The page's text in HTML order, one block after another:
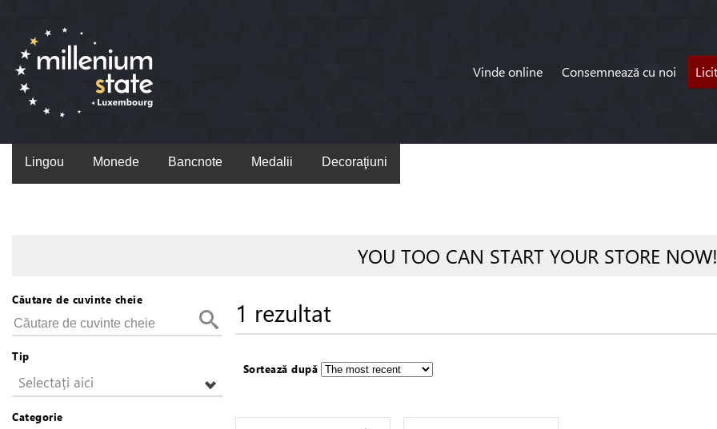
Vinde online Consemnează cu noi
Lingou Monede Bancnote Medalii Decoraţiuni
YOU TOO CAN START YOUR STORE NOW!
Căutare de cuvinte cheie
Tip
Selectați aici
Categorie
1 rezultat
Sortează după